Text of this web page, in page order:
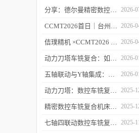
分享：德尔曼精密数控车铣复合的故障处理经验 2026-
CCMT2026首日｜台州市委常委、市政府副市长李昌明等领导莅临台州德尔曼机床展台视察指导，共话工业母机新未来 2026-
佶璞精机 ×CCMT2026 | 双主轴车铣复合硬核亮相，以新质生产力定义中国智造 2026-
动力刀塔车铣复合：如何实现“一次装夹，完整加工”？ 2026-
五轴联动与Y轴集成：深度剖析精密数控车铣复合机床的核心技术突破 2026-
动力刀塔：数控车铣复合机床的“心脏”如何实现车铣一体化？ 2025-
精密数控车铣复合机床的“五轴联动”技术探秘 2025-
七轴四联动数控车铣复合机床：复杂零件一体化加工解决方案 2025-